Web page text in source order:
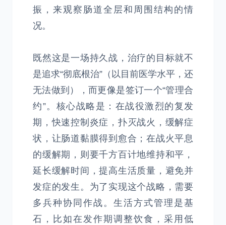
振，来观察肠道全层和周围结构的情
况。
既然这是一场持久战，治疗的目标就不
是追求“彻底根治”（以目前医学水平，还
无法做到），而更像是签订一个“管理合
约”。核心战略是：在战役激烈的复发
期，快速控制炎症，扑灭战火，缓解症
状，让肠道黏膜得到愈合；在战火平息
的缓解期，则要千方百计地维持和平，
延长缓解时间，提高生活质量，避免并
发症的发生。为了实现这个战略，需要
多兵种协同作战。生活方式管理是基
石，比如在发作期调整饮食，采用低